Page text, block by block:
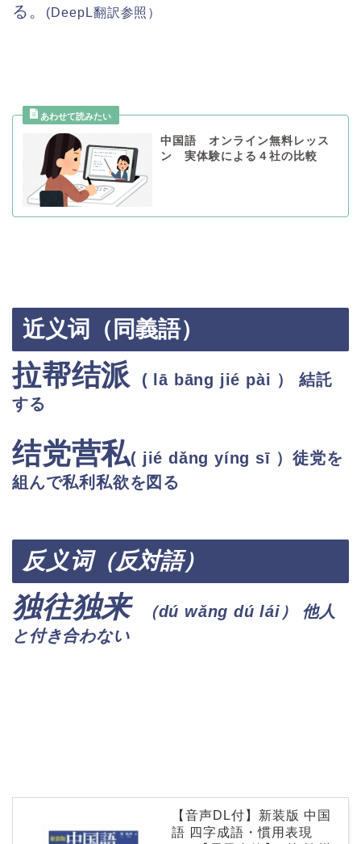
る。 (DeepL翻訳参照）
中国語 オンライン無料レッス
ン 実体験による４社の比較
近义词（同義語）
拉帮结派 ( lā bāng jié pài ）
結託
する
结党营私( jié dǎng yíng sī ）徒党を
組んで私利私欲を図る
反义词（反対語）
独往独来（dú wǎng dú lái）
他人
と付き合わない
【音声DL付】新装版 中国
語 四字成語・慣用表現